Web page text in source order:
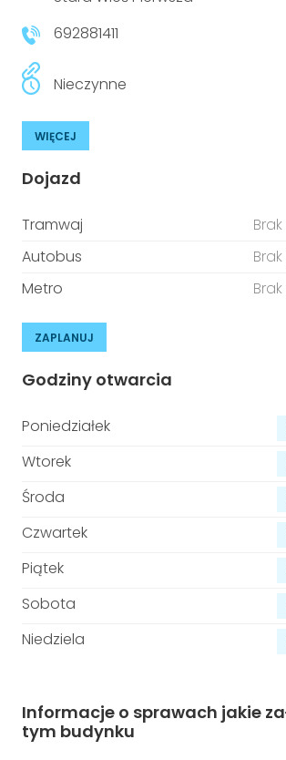
Prawo
Aktualności
692881411
Nieczynne
WIĘCEJ
Dojazd
Tramwaj
Autobus
Metro
ZAPLANUJ
Godziny otwarcia
Poniedziałek
Wtorek
Środa
Czwartek
Piątek
Sobota
Niedziela
Informacje o sprawach jakie
tym budynku